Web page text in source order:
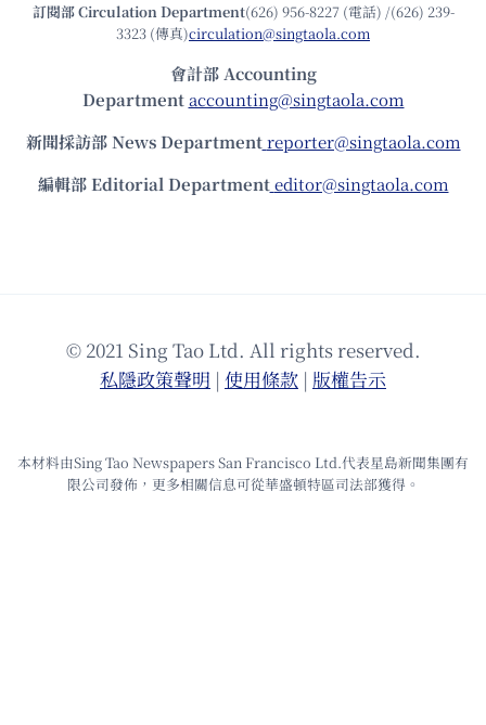
訂閱部 Circulation Department(626) 956-8227 (電話) /(626) 239-
3323 (傳真)circulation@singtaola.com
會計部 Accounting
Department accounting@singtaola.com
新聞採訪部 News Department reporter@singtaola.com
編輯部 Editorial Department editor@singtaola.com
© 2021 Sing Tao Ltd. All rights reserved.
私隱政策聲明 | 使⽤條款 | 版權告⽰
本材料由Sing Tao Newspapers San Francisco Ltd.代表星島新聞集團有
限公司發佈，更多相關信息可從華盛頓特區司法部獲得。